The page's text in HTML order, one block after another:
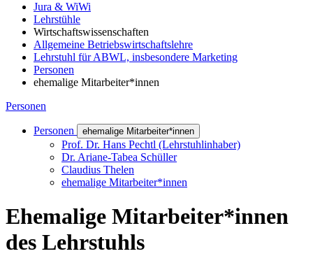
Jura & WiWi
Lehrstühle
Wirtschaftswissenschaften
Allgemeine Betriebswirtschaftslehre
Lehrstuhl für ABWL, insbesondere Marketing
Personen
ehemalige Mitarbeiter*innen
Personen
Personen ehemalige Mitarbeiter*innen
Prof. Dr. Hans Pechtl (Lehrstuhlinhaber)
Dr. Ariane-Tabea Schüller
Claudius Thelen
ehemalige Mitarbeiter*innen
Ehemalige Mitarbeiter*innen
des Lehrstuhls